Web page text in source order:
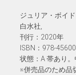
ジュリア・ボイ
白水社,
刊行：2020年
ISBN：978-
状態：A 帯あり
※併売品のため品